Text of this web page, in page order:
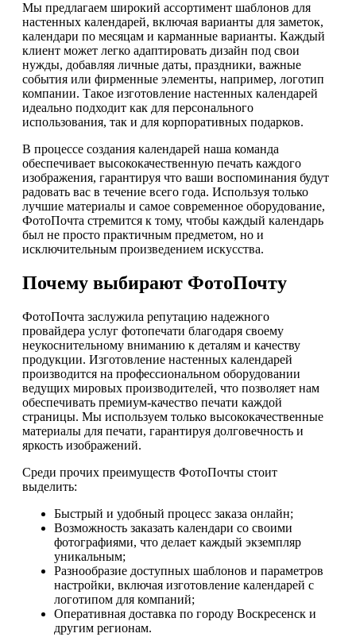
Мы предлагаем широкий ассортимент шаблонов для
настенных календарей, включая варианты для заметок,
календари по месяцам и карманные варианты. Каждый
клиент может легко адаптировать дизайн под свои
нужды, добавляя личные даты, праздники, важные
события или фирменные элементы, например, логотип
компании. Такое изготовление настенных календарей
идеально подходит как для персонального
использования, так и для корпоративных подарков.
В процессе создания календарей наша команда
обеспечивает высококачественную печать каждого
изображения, гарантируя что ваши воспоминания будут
радовать вас в течение всего года. Используя только
лучшие материалы и самое современное оборудование,
ФотоПочта стремится к тому, чтобы каждый календарь
был не просто практичным предметом, но и
исключительным произведением искусства.
Почему выбирают ФотоПочту
ФотоПочта заслужила репутацию надежного
провайдера услуг фотопечати благодаря своему
неукоснительному вниманию к деталям и качеству
продукции. Изготовление настенных календарей
производится на профессиональном оборудовании
ведущих мировых производителей, что позволяет нам
обеспечивать премиум-качество печати каждой
страницы. Мы используем только высококачественные
материалы для печати, гарантируя долговечность и
яркость изображений.
Среди прочих преимуществ ФотоПочты стоит
выделить:
Быстрый и удобный процесс заказа онлайн;
Возможность заказать календари со своими
фотографиями, что делает каждый экземпляр
уникальным;
Разнообразие доступных шаблонов и параметров
настройки, включая изготовление календарей с
логотипом для компаний;
Оперативная доставка по городу Воскресенск и
другим регионам.